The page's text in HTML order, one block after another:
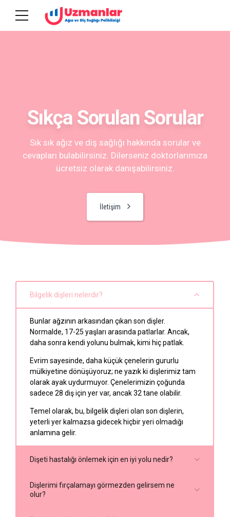
Sıkça Sorulan Sorular
Sık sık ağız ve diş sağlığı hakkında sorular ve
cevapları bulabilirsiniz. Dilerseniz doktorlarımıza
ücretsiz olarak danışabilirsiniz.
İletişim
Bilgelik dişleri nelerdir?
Bunlar ağzının arkasından çıkan son dişler.
Normalde, 17-25 yaşları arasında patlarlar. Ancak,
daha sonra kendi yolunu bulmak, kimi hiç patlak.
Evrim sayesinde, daha küçük çenelerin gururlu
mülkiyetine dönüşüyoruz; ne yazık ki dişlerimiz tam
olarak ayak uydurmuyor. Çenelerimizin çoğunda
sadece 28 diş için yer var, ancak 32 tane olabilir.
Temel olarak, bu, bilgelik dişleri olan son dişlerin,
yeterli yer kalmazsa gidecek hiçbir yeri olmadığı
anlamına gelir.
Dişeti hastalığı önlemek için en iyi yolu nedir?
Dişlerimi fırçalamayı görmezden gelirsem ne
olur?